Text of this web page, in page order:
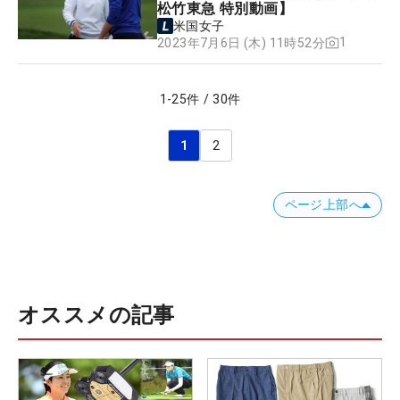
松竹東急 特別動画】
米国女子
2023年7月6日 (木) 11時52分
1
1 -25件 / 30件
1 2
ページ上部へ
オススメの記事